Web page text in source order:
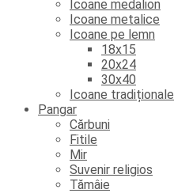
Icoane medalion
Icoane metalice
Icoane pe lemn
18x15
20x24
30x40
Icoane tradiționale
Pangar
Cărbuni
Fitile
Mir
Suvenir religios
Tămâie